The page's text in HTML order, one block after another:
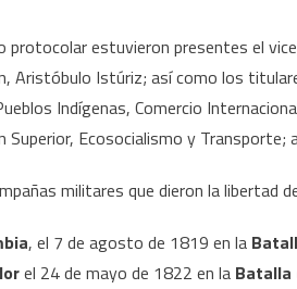
protocolar estuvieron presentes el
Aristóbulo Istúriz; así como los
Indígenas, Comercio
Superior, Ecosocialismo y
militares que dieron la libertad
, el 7 de agosto de 1819 en la
el 24 de mayo de 1822 en la Batalla